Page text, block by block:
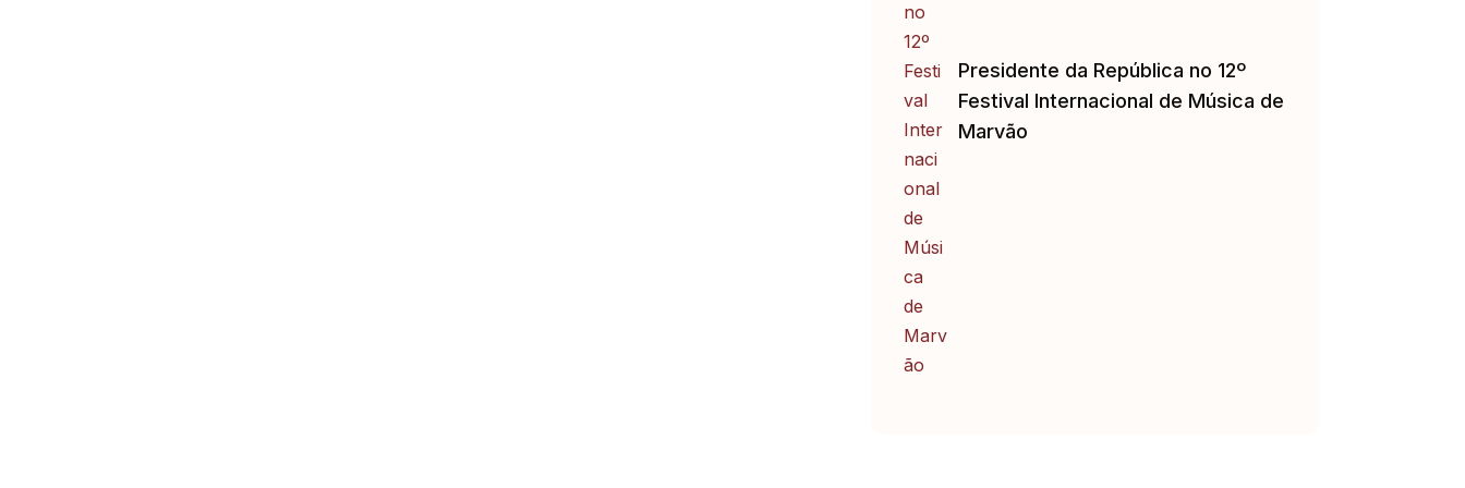
Presidente da República no 12º
Festival Internacional de Música de
Marvão